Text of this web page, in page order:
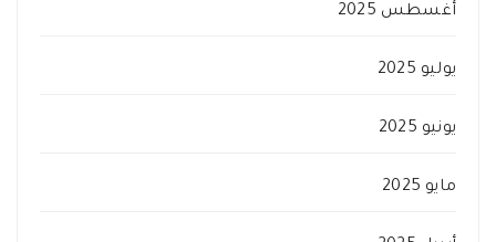
أغسطس 2025
يوليو 2025
يونيو 2025
مايو 2025